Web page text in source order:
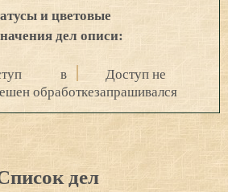
и цветовые
дел описи:
в
обработке
Доступ не
запрашивался
дел